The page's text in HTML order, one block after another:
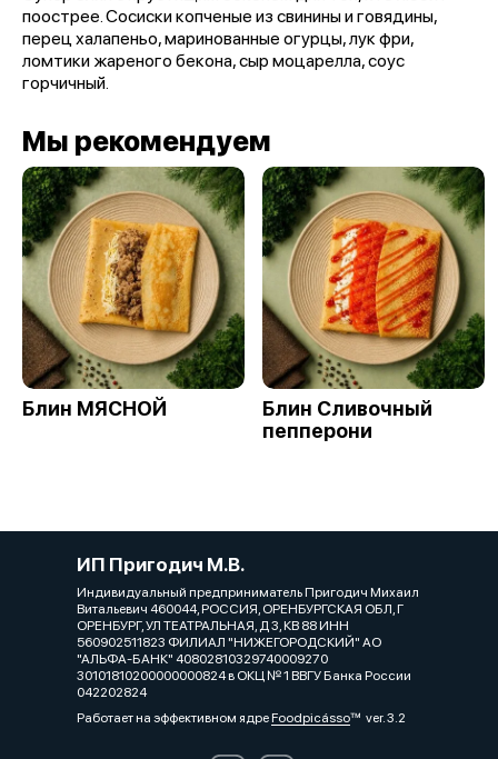
поострее. Сосиски копченые из свинины и говядины,
перец халапеньо, маринованные огурцы, лук фри,
ломтики жареного бекона, сыр моцарелла, соус
горчичный.
Мы рекомендуем
Блин МЯСНОЙ
Блин Сливочный
пепперони
ИП Пригодич М.В.
Индивидуальный предприниматель Пригодич Михаил
Витальевич 460044, РОССИЯ, ОРЕНБУРГСКАЯ ОБЛ, Г
ОРЕНБУРГ, УЛ ТЕАТРАЛЬНАЯ, Д 3, КВ 88 ИНН
560902511823 ФИЛИАЛ "НИЖЕГОРОДСКИЙ" АО
"АЛЬФА-БАНК" 40802810329740009270
30101810200000000824 в ОКЦ № 1 ВВГУ Банка России
042202824
Работает на эффективном ядреFoodpicássover. 3.2